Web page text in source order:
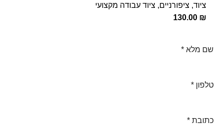
ציוד, ציפורניים, ציוד עבודה מקצועי
130.00 ₪
שם מלא *
טלפון *
כתובת *